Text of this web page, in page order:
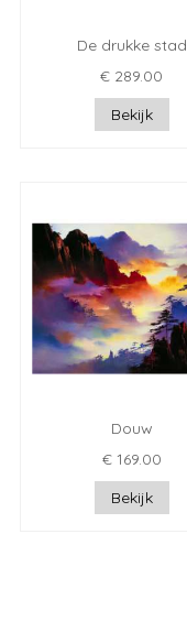
De drukke stad
€ 289.00
Bekijk
Douw
€ 169.00
Bekijk